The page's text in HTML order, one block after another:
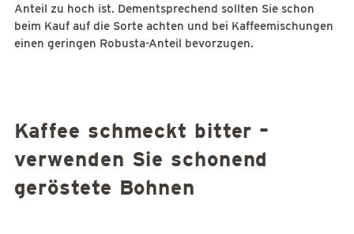
Anteil zu hoch ist. Dementsprechend sollten Sie schon
beim Kauf auf die Sorte achten und bei Kaffeemischungen
einen geringen Robusta-Anteil bevorzugen.
Kaffee schmeckt bitter –
verwenden Sie schonend
geröstete Bohnen